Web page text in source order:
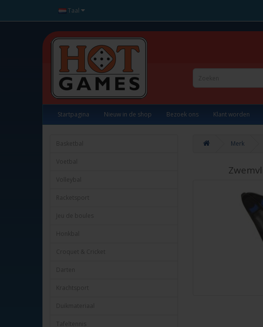
Taal
Startpagina Nieuw in de shop Bezoek ons Klant worden
Basketbal
Voetbal
Volleybal
Racketsport
Jeu de boules
Honkbal
Croquet & Cricket
Darten
Krachtsport
Duikmateriaal
Tafeltennis
Merk